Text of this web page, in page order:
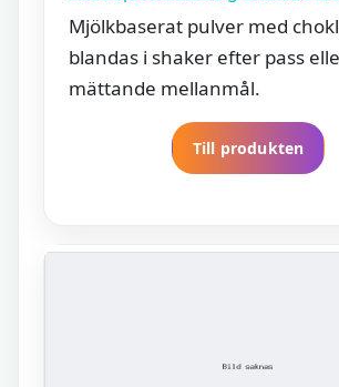
Mjölkbaserat pulver med
blandas i shaker efter pass
mättande mellanmål.
Till produkten